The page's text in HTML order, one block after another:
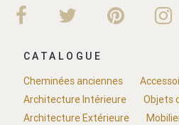
CATALOGUE
Cheminées anciennes
Architecture Intérieure
Objets
Architecture Extérieure